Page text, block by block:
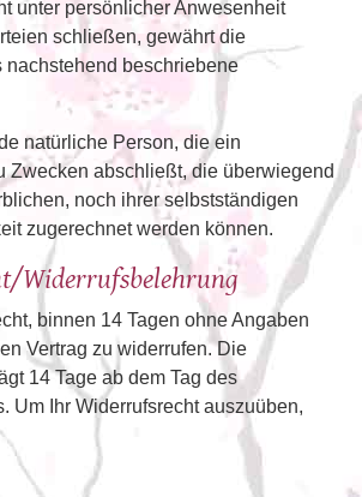
unter persönlicher Anwesenheit
schließen, gewährt die
nachstehend beschriebene
natürliche Person, die ein
Zwecken abschließt, die überwiegend
noch ihrer selbstständigen
zugerechnet werden können.
Widerrufsbelehrung
binnen 14 Tagen ohne Angaben
Vertrag zu widerrufen. Die
14 Tage ab dem Tag des
Um Ihr Widerrufsrecht auszuüben,